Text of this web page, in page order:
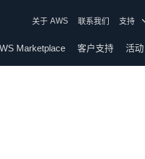
关于 AWS 联系我们 支持
Marketplace 客户支持 活动